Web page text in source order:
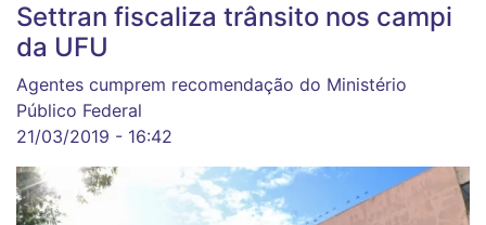
Settran fiscaliza trânsito nos campi
da UFU
Agentes cumprem recomendação do Ministério
Público Federal
21/03/2019 - 16:42